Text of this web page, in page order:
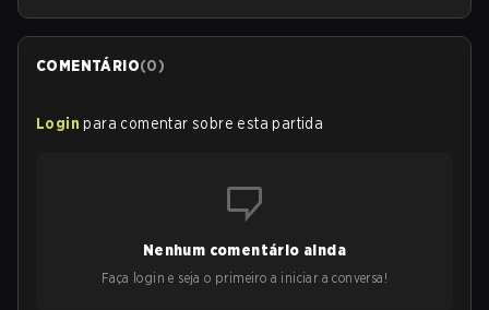
COMENTÁRIO(0)
Login para comentar sobre esta partida
Nenhum comentário ainda
Faça login e seja o primeiro a iniciar a conversa!